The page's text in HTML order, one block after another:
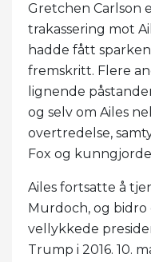
Gretchen Carlson
trakassering mot
hadde fått
fremskritt. Flere
lignende
og selv om Ailes
overtredelse,
Fox og
Ailes fortsatte å
Murdoch, og bidro
vellykkede
Trump i 2016. 10.